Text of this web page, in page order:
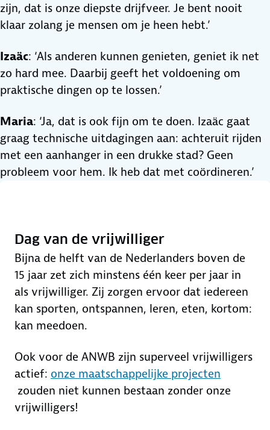
zijn, dat is onze diepste drijfveer. Je bent nooit
klaar zolang je mensen om je heen hebt.’
Izaäc: ‘Als anderen kunnen genieten, geniet ik net
zo hard mee. Daarbij geeft het voldoening om
praktische dingen op te lossen.’
Maria: ‘Ja, dat is ook fijn om te doen. Izaäc gaat
graag technische uitdagingen aan: achteruit rijden
met een aanhanger in een drukke stad? Geen
probleem voor hem. Ik heb dat met coördineren.’
Dag van de vrijwilliger
Bijna de helft van de Nederlanders boven de
15 jaar zet zich minstens één keer per jaar in
als vrijwilliger. Zij zorgen ervoor dat iedereen
kan sporten, ontspannen, leren, eten, kortom:
kan meedoen.
Ook voor de ANWB zijn superveel vrijwilligers
actief: onze maatschappelijke projecten
zouden niet kunnen bestaan zonder onze
vrijwilligers!